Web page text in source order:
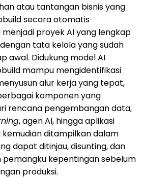
atau tantangan bisnis yang
secara otomatis
proyek AI yang lengkap
tata kelola yang sudah
awal. Didukung model AI
mampu mengidentifikasi
alur kerja yang tepat,
komponen yang
rencana pengembangan data,
, agen AI, hingga aplikasi
kemudian ditampilkan dalam
dapat ditinjau, disunting, dan
pemangku kepentingan sebelum
produksi.